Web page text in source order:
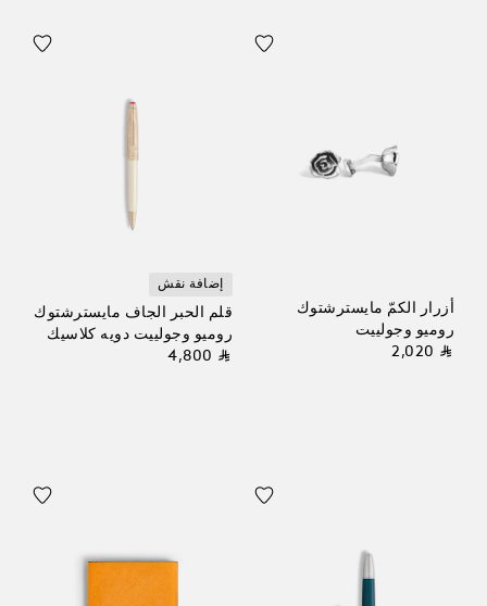
أزرار الكمّ مايسترشتوك
روميو وجولييت
⃁ 2,020
إضافة نقش
قلم الحبر الجاف مايسترشتوك
روميو وجولييت دويه كلاسيك
⃁ 4,800